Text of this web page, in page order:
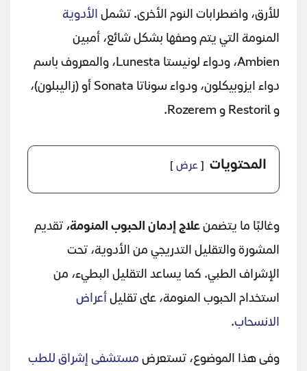
للأرق، واضطرابات النوم الأخرى. تشمل الأدوية
المنومة التي يتم وصفها بشكل شائع، أمبين
Ambien، ودواء لونيستا Lunesta، والمعروف باسم
دواء ايزوبيكلون، ودواء سوناتا Sonata أو (زاليبلون)،
و Restoril و Rozerem.
المحتويات عرض
وغالبًا ما يتضمنعلاج إدمان الحبوب المنومة، تقديم
المشورة والتقليل التدريجي من الأدوية، تحت
الإشراف الطبي. كما يساعد التقليل البطيء، من
استخدام الحبوب المنومة، على تقليل أعراض
الانسحاب.
وفى هذا الموضوع، تستعرض مستشفى إشراق للطب